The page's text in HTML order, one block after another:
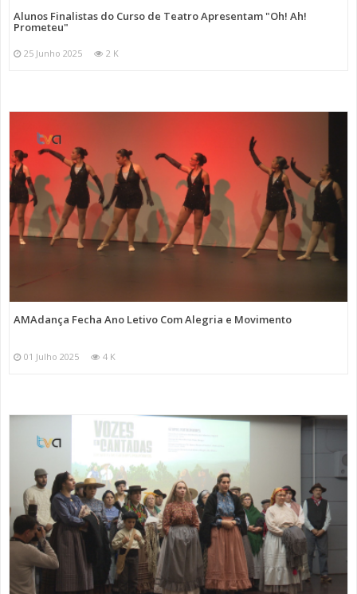
Alunos Finalistas do Curso de Teatro Apresentam "Oh! Ah!
Prometeu"
25 Junho 2025 2 K
AMAdança Fecha Ano Letivo Com Alegria e Movimento
01 Julho 2025 4 K